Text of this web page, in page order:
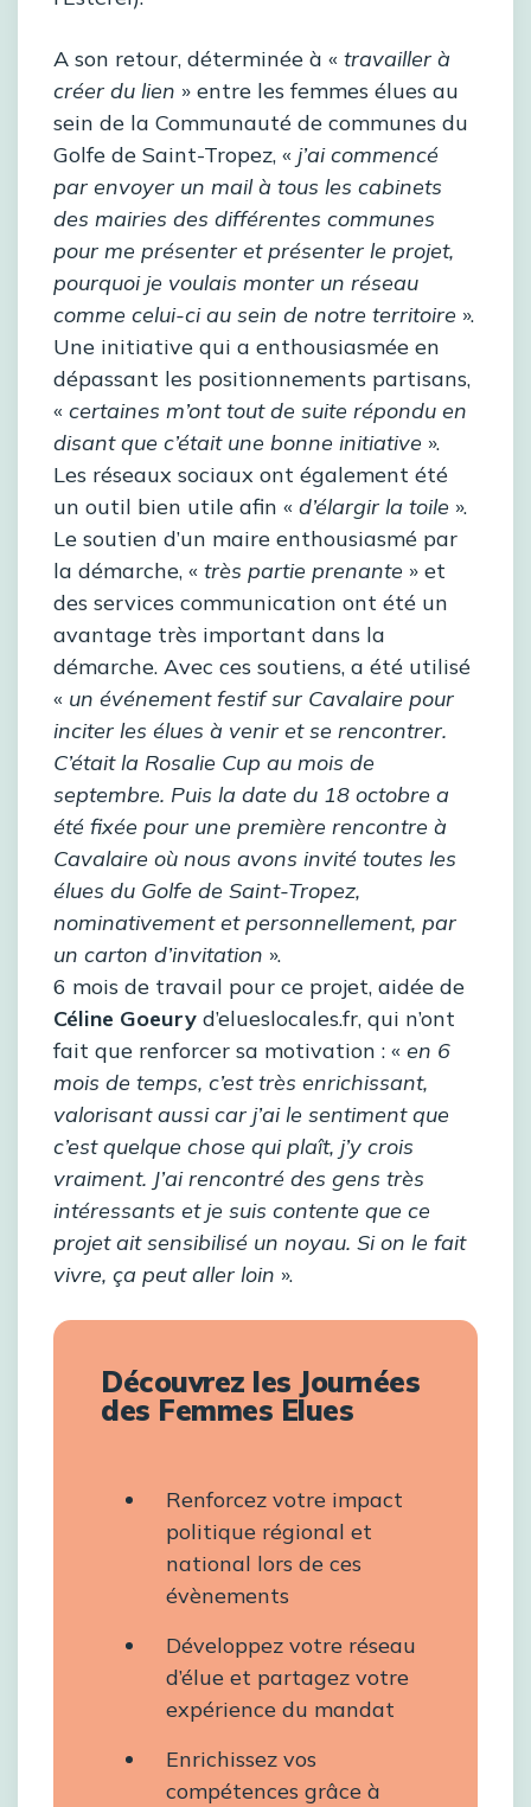
A son retour, déterminée à « travailler à
créer du lien » entre les femmes élues au
sein de la Communauté de communes du
Golfe de Saint-Tropez, « j’ai commencé
par envoyer un mail à tous les cabinets
des mairies des différentes communes
pour me présenter et présenter le projet,
pourquoi je voulais monter un réseau
comme celui-ci au sein de notre territoire ».
Une initiative qui a enthousiasmée en
dépassant les positionnements partisans,
« certaines m’ont tout de suite répondu en
disant que c’était une bonne initiative ».
Les réseaux sociaux ont également été
un outil bien utile afin « d’élargir la toile ».
Le soutien d’un maire enthousiasmé par
la démarche, « très partie prenante » et
des services communication ont été un
avantage très important dans la
démarche. Avec ces soutiens, a été utilisé
« un événement festif sur Cavalaire pour
inciter les élues à venir et se rencontrer.
C’était la Rosalie Cup au mois de
septembre. Puis la date du 18 octobre a
été fixée pour une première rencontre à
Cavalaire où nous avons invité toutes les
élues du Golfe de Saint-Tropez,
nominativement et personnellement, par
un carton d’invitation ».
6 mois de travail pour ce projet, aidée de
Céline Goeury d’elueslocales.fr, qui n’ont
fait que renforcer sa motivation : « en 6
mois de temps, c’est très enrichissant,
valorisant aussi car j’ai le sentiment que
c’est quelque chose qui plaît, j’y crois
vraiment. J’ai rencontré des gens très
intéressants et je suis contente que ce
projet ait sensibilisé un noyau. Si on le fait
vivre, ça peut aller loin ».
Découvrez les Journées
des Femmes Elues
Renforcez votre impact
politique régional et
national lors de ces
évènements
Développez votre réseau
d’élue et partagez votre
expérience du mandat
Enrichissez vos
compétences grâce à